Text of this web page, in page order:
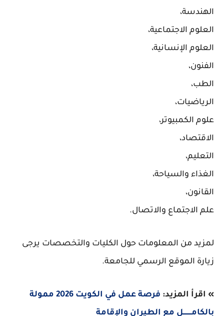
الهندسة،
العلوم الاجتماعية،
العلوم الإنسانية،
الفنون،
الطب،
الرياضيات،
علوم الكمبيوتر،
الاقتصاد،
التعليم،
الغذاء والسياحة،
القانون،
علم الاجتماع والاتصال.
لمزيد من المعلومات حول الكليات والتخصصات يرجى
زيارة الموقع الرسمي للجامعة.
» اقرأ المزيد:
فرصة عمل في الكويت 2026 ممولة
بالكامــــــــل مع الطيران والإقامة